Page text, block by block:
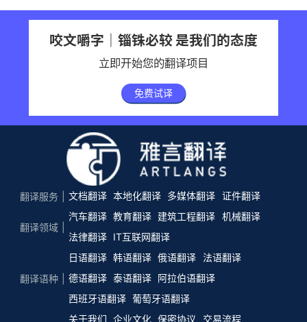
咬文嚼字｜锱铢必较 是我们的态度
立即开始您的翻译项目
免费试译
翻译服务 文档翻译 本地化翻译 多媒体翻译 证件翻译
翻译领域
汽车翻译 教育翻译 建筑工程翻译 机械翻译
法律翻译
IT互联网翻译
翻译语种
日语翻译 韩语翻译 俄语翻译
法语翻译
德语翻译 泰语翻译 阿拉伯语翻译
西班牙语翻译 葡萄牙语翻译
关于我们 企业文化 保密协议 交易流程